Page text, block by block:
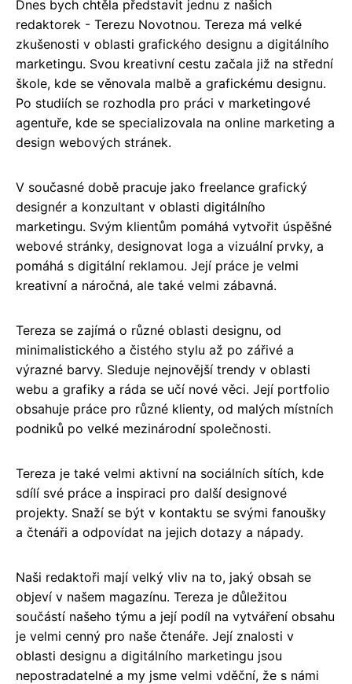
Dnes bych chtěla představit jednu z našich
redaktorek - Terezu Novotnou. Tereza má velké
zkušenosti v oblasti grafického designu a digitálního
marketingu. Svou kreativní cestu začala již na střední
škole, kde se věnovala malbě a grafickému designu.
Po studiích se rozhodla pro práci v marketingové
agentuře, kde se specializovala na online marketing a
design webových stránek.
V současné době pracuje jako freelance grafický
designér a konzultant v oblasti digitálního
marketingu. Svým klientům pomáhá vytvořit úspěšné
webové stránky, designovat loga a vizuální prvky, a
pomáhá s digitální reklamou. Její práce je velmi
kreativní a náročná, ale také velmi zábavná.
Tereza se zajímá o různé oblasti designu, od
minimalistického a čistého stylu až po zářivé a
výrazné barvy. Sleduje nejnovější trendy v oblasti
webu a grafiky a ráda se učí nové věci. Její portfolio
obsahuje práce pro různé klienty, od malých místních
podniků po velké mezinárodní společnosti.
Tereza je také velmi aktivní na sociálních sítích, kde
sdílí své práce a inspiraci pro další designové
projekty. Snaží se být v kontaktu se svými fanoušky
a čtenáři a odpovídat na jejich dotazy a nápady.
Naši redaktoři mají velký vliv na to, jaký obsah se
objeví v našem magazínu. Tereza je důležitou
součástí našeho týmu a její podíl na vytváření obsahu
je velmi cenný pro naše čtenáře. Její znalosti v
oblasti designu a digitálního marketingu jsou
nepostradatelné a my jsme velmi vděční, že s námi